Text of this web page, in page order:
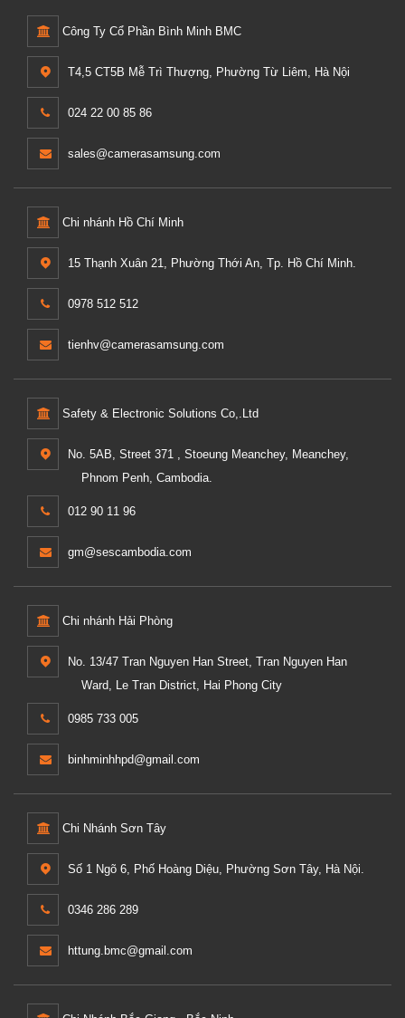
Công Ty Cổ Phần Bình Minh BMC
T4,5 CT5B Mễ Trì Thượng, Phường Từ Liêm, Hà Nội
024 22 00 85 86
sales@camerasamsung.com
Chi nhánh Hồ Chí Minh
15 Thạnh Xuân 21, Phường Thới An, Tp. Hồ Chí Minh.
0978 512 512
tienhv@camerasamsung.com
Safety & Electronic Solutions Co,.Ltd
No. 5AB, Street 371 , Stoeung Meanchey, Meanchey,
Phnom Penh, Cambodia.
012 90 11 96
gm@sescambodia.com
Chi nhánh Hải Phòng
No. 13/47 Tran Nguyen Han Street, Tran Nguyen Han
Ward, Le Tran District, Hai Phong City
0985 733 005
binhminhhpd@gmail.com
Chi Nhánh Sơn Tây
Số 1 Ngõ 6, Phố Hoàng Diệu, Phường Sơn Tây, Hà Nội.
0346 286 289
httung.bmc@gmail.com